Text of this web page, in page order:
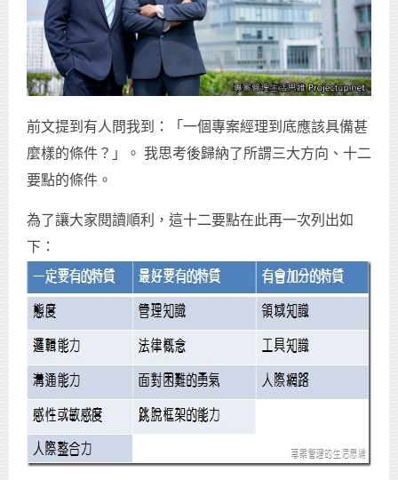
前文提到有人問我到：「一個專案經理到底應該具備甚
麼樣的條件？」。 我思考後歸納了所謂三大方向、十二
要點的條件。
為了讓大家閱讀順利，這十二要點在此再一次列出如
下：